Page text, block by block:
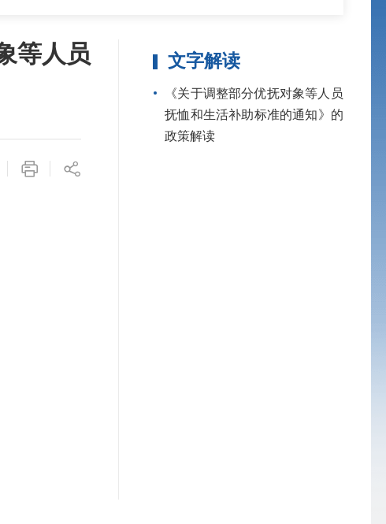
等人员
文字解读
《关于调整部分优抚对象等人员
抚恤和生活补助标准的通知》的
政策解读